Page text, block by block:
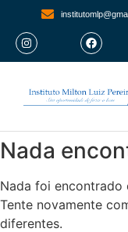
Nada
Nada foi encontrado
Tente novamente
diferentes.